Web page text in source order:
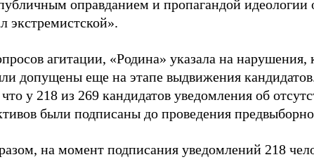
оправданием и пропагандой идеологии
экстремистской».
агитации, «Родина» указала на
допущены еще на этапе выдвижения
что у 218 из 269 кандидатов уведомления об
были подписаны до проведения
на момент подписания уведомлений 218